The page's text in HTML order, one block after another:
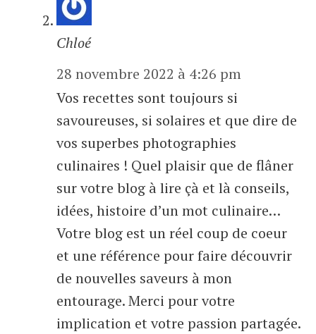
Chloé
28 novembre 2022 à 4:26 pm
Vos recettes sont toujours si
savoureuses, si solaires et que dire de
vos superbes photographies
culinaires ! Quel plaisir que de flâner
sur votre blog à lire çà et là conseils,
idées, histoire d’un mot culinaire…
Votre blog est un réel coup de coeur
et une référence pour faire découvrir
de nouvelles saveurs à mon
entourage. Merci pour votre
implication et votre passion partagée.